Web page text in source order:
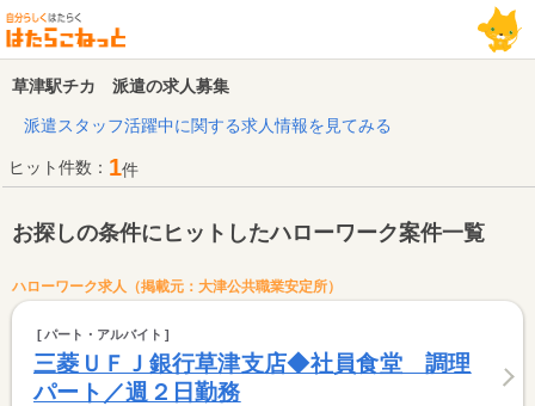
草津駅チカ 派遣の求人募集
派遣スタッフ活躍中に関する求人情報を見てみる
ヒット件数： 1件
お探しの条件にヒットしたハローワーク案件一覧
ハローワーク求人（掲載元：大津公共職業安定所）
パート・アルバイト
三菱ＵＦＪ銀行草津支店◆社員食堂 調理
パート／週２日勤務